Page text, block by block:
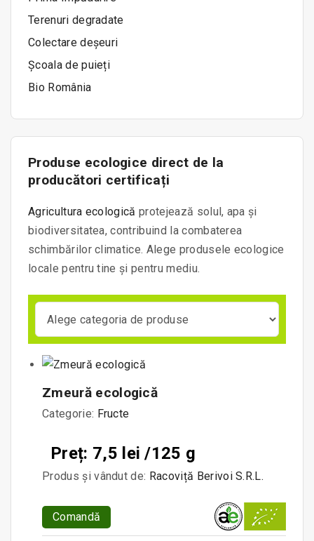
Terenuri degradate
Colectare deșeuri
Școala de puieți
Bio România
Produse ecologice direct de la
producători certificați
Agricultura ecologică protejează solul, apa și
biodiversitatea, contribuind la combaterea
schimbărilor climatice. Alege produsele ecologice
locale pentru tine și pentru mediu.
Zmeură ecologică
Categorie: Fructe
Preț: 7,5 lei /125 g
Produs și vândut de: Racoviță Berivoi S.R.L.
Comandă